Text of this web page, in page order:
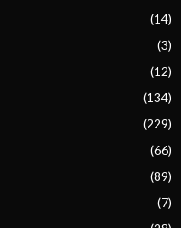
(14)
(3)
(12)
(134)
(229)
(66)
(89)
(7)